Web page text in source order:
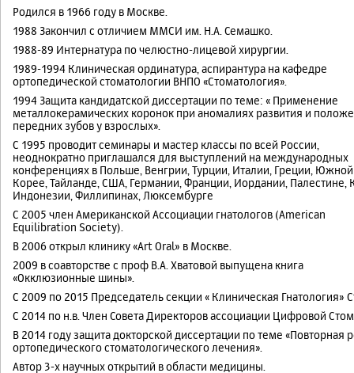
Родился в 1966 году в Москве.
1988 Закончил с отличием ММСИ им. Н.А. Семашко.
1988-89 Интернатура по челюстно-лицевой хирургии.
1989-1994 Клиническая ординатура, аспирантура на кафедре
ортопедической стоматологии ВНПО «Стоматология».
1994 Защита кандидатской диссертации по теме: « Применение
металлокерамических коронок при аномалиях развития и
передних зубов у взрослых».
С 1995 проводит семинары и мастер классы по всей России,
неоднократно приглашался для выступлений на международных
конференциях в Польше, Венгрии, Турции, Италии, Греции, Южной
Корее, Тайланде, США, Германии, Франции, Иордании, Палестине,
Индонезии, Филлипинах, Люксембурге
С 2005 член Американской Ассоциации гнатологов (American
Equilibration Society).
В 2006 открыл клинику «Art Oral» в Москве.
2009 в соавторстве с проф В.А. Хватовой выпущена книга
«Окклюзионные шины».
С 2009 по 2015 Председатель секции « Клиническая Гнатология»
C 2014 по н.в. Член Совета Директоров ассоциации Цифровой
В 2014 году защита докторской диссертации по теме
ортопедического стоматологического лечения».
Автор 3-х научных открытий в области медицины.